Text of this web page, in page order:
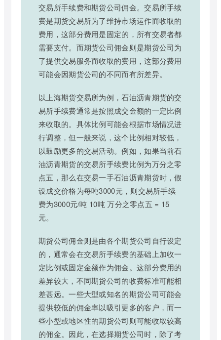
交易所手续费和期货公司佣金。交易所手续
费是期货交易所为了维持市场运作而收取的
费用，这部分费用是固定的，所有交易者都
需要支付。而期货公司佣金则是期货公司为
了提供交易服务而收取的费用，这部分费用
可能会因期货公司的不同而有所差异。
以上海期货交易所为例，石油沥青期货的交
易所手续费通常是按照成交金额的一定比例
来收取的。具体比例可能会根据市场情况进
行调整，但一般来说，这个比例相对较低，
以鼓励更多的交易活动。例如，如果当前石
油沥青期货的交易所手续费比例为万分之零
点五，那么在交易一手石油沥青期货时，假
设成交价格为每吨3000元，则交易所手续
费为3000元/吨 10吨 万分之零点五 = 15
元。
期货公司佣金则是由各个期货公司自行设定
的，通常会在交易所手续费的基础上加收一
定比例或固定金额作为佣金。这部分费用的
差异较大，不同期货公司的收费标准可能相
差甚远。一些大型或知名的期货公司可能会
提供较低的佣金率以吸引更多的客户，而一
些小型或地区性的期货公司则可能收取较高
的佣金。因此，在选择期货公司时，除了考